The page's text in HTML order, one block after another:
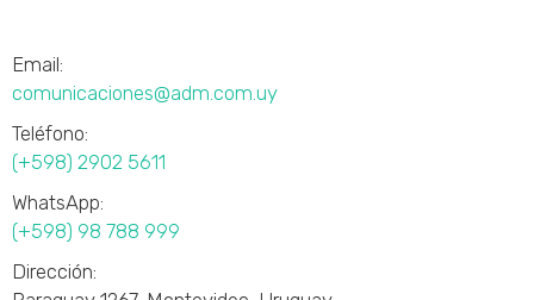
Email:
comunicaciones@adm.com.uy
Teléfono:
(+598) 2902 5611
WhatsApp:
(+598) 98 788 999
Dirección: